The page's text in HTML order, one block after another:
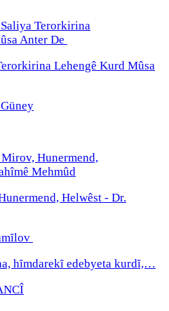
Lehengê Kurd Mûsa
Helwêst - Dr.
hȋmdarekȋ edebyeta kurdȋ,…